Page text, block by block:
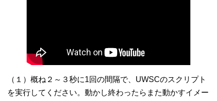
（１）概ね２～３秒に1回の間隔で、UWSCのスクリプト
を実行してください。動かし終わったらまた動かすイメー